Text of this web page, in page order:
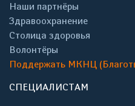
Наши партнёры
Здравоохранение
Столица здоровья
Волонтёры
Поддержать МКНЦ
СПЕЦИАЛИСТАМ